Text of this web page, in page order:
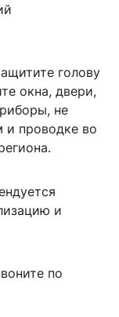
голову
окна, двери,
не
и проводке во
и
по